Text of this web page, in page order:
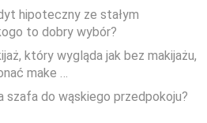
hipoteczny ze stałym
to dobry wybór?
który wygląda jak bez makijażu,
make …
szafa do wąskiego przedpokoju?